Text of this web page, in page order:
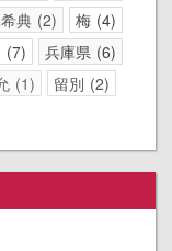
典 2 梅 4
7 兵庫県 6
1 留別 2